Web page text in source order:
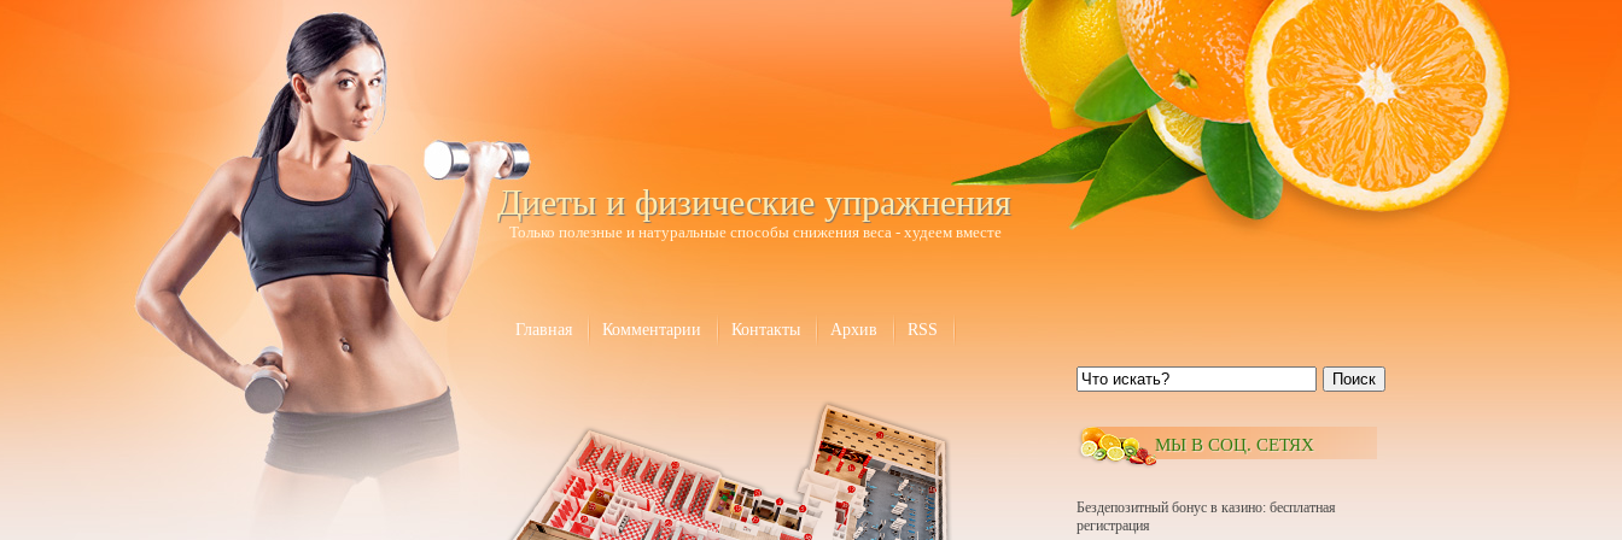
Диеты и физические упражнения
Только полезные и натуральные способы снижения веса - худеем вместе
Главная Комментарии Контакты Архив RSS
Поиск
МЫ В СОЦ. СЕТЯХ
Бездепозитный бонус в казино: бесплатная
регистрация